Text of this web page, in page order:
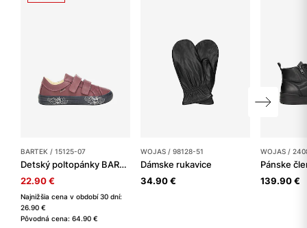
BARTEK / 15125-07
Detský poltopánky BARTEK
22.90 €
Najnižšia cena v období 30 dní:
26.90 €
Pôvodná cena: 64.90 €
WOJAS / 98128-51
Dámske rukavice
34.90 €
WOJAS /
Pánske
139.90 €